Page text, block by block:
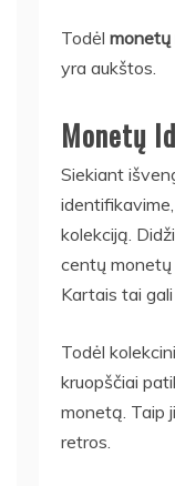
Todėl monetų
yra aukštos.
Monetų
Siekiant
kolekciją.
centų monetų
Kartais tai
Todėl
kruopščiai
monetą. Taip
retros.